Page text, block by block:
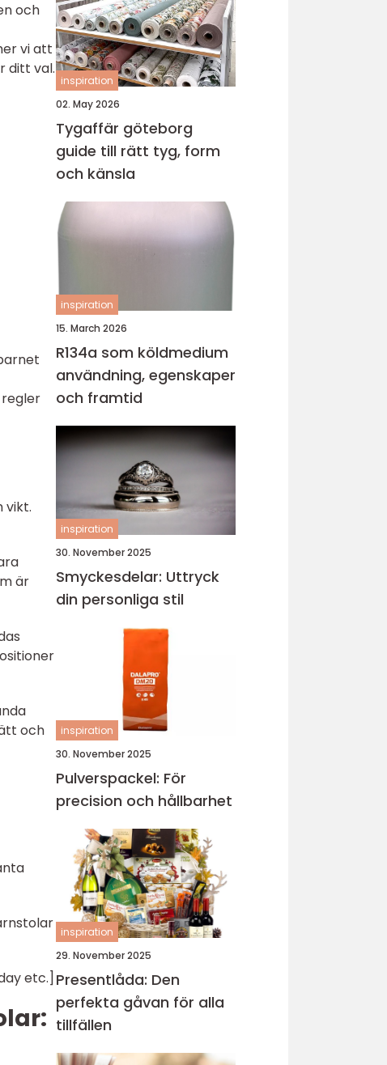
och
vi att
ditt val.
vikt.
är
och
etc.]
inspiration
02. May 2026
Tygaffär göteborg
guide till rätt tyg, form
och känsla
inspiration
15. March 2026
R134a som köldmedium
användning, egenskaper
och framtid
inspiration
30. November 2025
Smyckesdelar: Uttryck
din personliga stil
inspiration
30. November 2025
Pulverspackel: För
precision och hållbarhet
inspiration
29. November 2025
Presentlåda: Den
perfekta gåvan för alla
tillfällen